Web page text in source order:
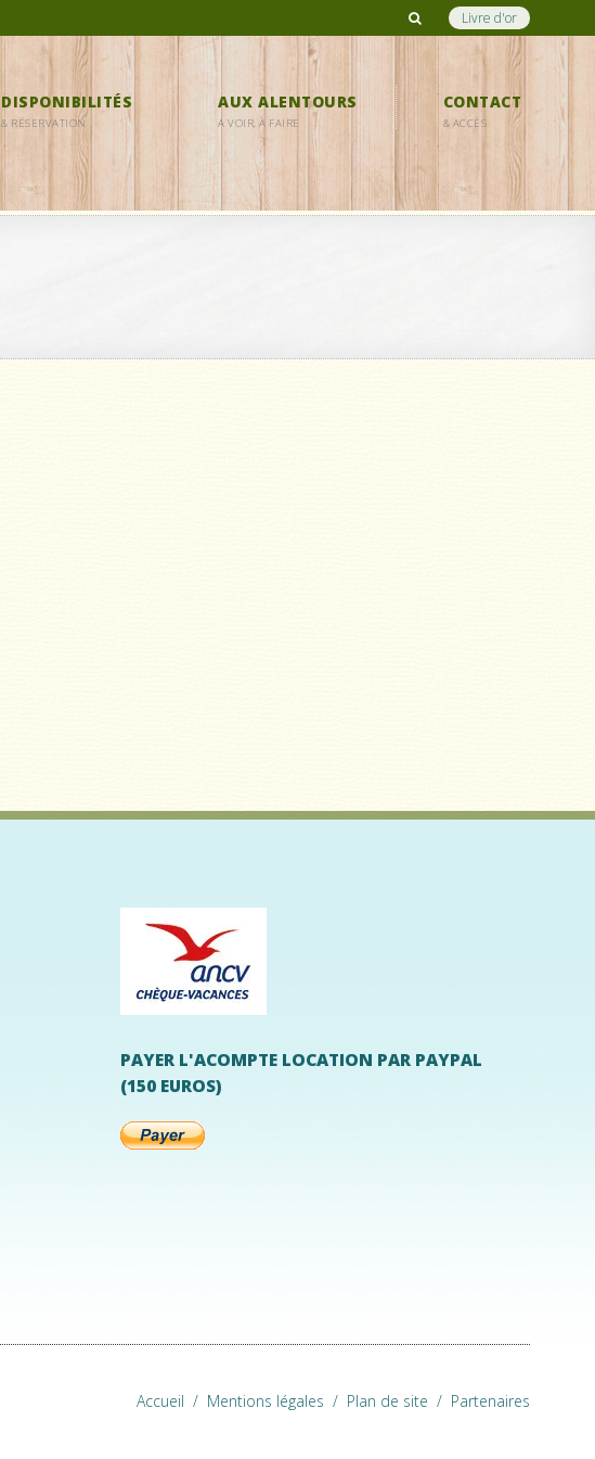
Livre d'or
DISPONIBILITÉS
& RÉSERVATION
AUX ALENTOURS
A VOIR, À FAIRE
CONTACT
& ACCÈS
PAYER L'ACOMPTE LOCATION PAR PAYPAL
(150 EUROS)
Accueil / Mentions légales / Plan de site / Partenaires